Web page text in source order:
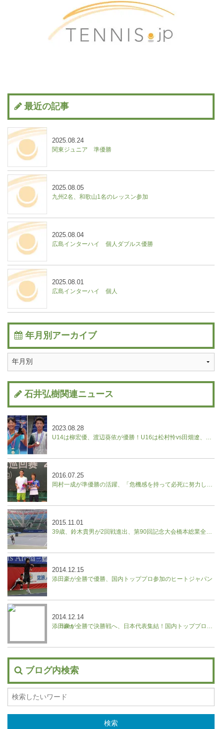
最近の記事
関東ジュニア 準優勝
2025.08.24
九州2名、和歌山1名のレッスン参加
2025.08.05
広島インターハイ 個人ダブルス優勝
2025.08.04
広島インターハイ 個人
2025.08.01
年月別アーカイブ
石井弘樹関連ニュース
U14は柳宏優、渡辺葵依が優勝！U16は松村怜vs田畑遼、野口紗枝vs山本晄の決勝に。【ユニクロ全日本ジュニアテニス選手権】
2023.08.28
岡村一成が準優勝の活躍、「危機感を持って必死に努力したい」／中国フューチャーズ
2016.07.25
39歳、鈴木貴男が2回戦進出、第90回記念大会橋本総業全日本テニス選手権
2015.11.01
添田豪が全勝で優勝、国内トッププロ参加のヒートジャパン
2014.12.15
添田豪が全勝で決勝戦へ、日本代表集結！国内トッププロ参加のヒートジャパン
2014.12.14
ブログ内検索